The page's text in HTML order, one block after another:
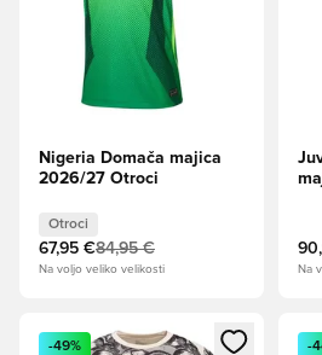
Nigeria Domača majica
2026/27 Otroci
Otroci
67,95 €84,95 €
Na voljo veliko velikosti Na
Odpre Modal za prijavo ali vpis kot
-49% -